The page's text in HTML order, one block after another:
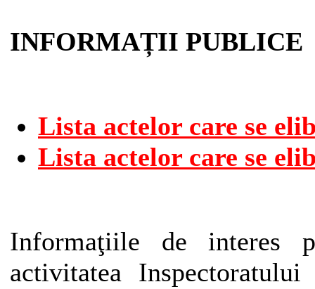
INFORMAȚII PUBLICE
Lista actelor care se
Lista actelor care se
Informaţiile de interes
activitatea